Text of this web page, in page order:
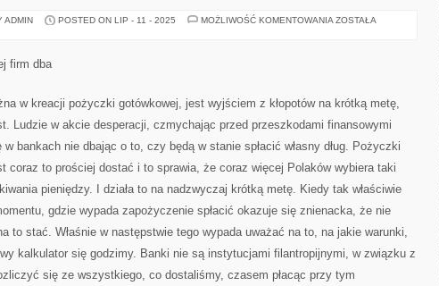
ADMIN POSTED ON LIP - 11 - 2025 MOŻLIWOŚĆ KOMENTOWANIA W
ZOSTAŁA
firm dba
w kreacji pożyczki gotówkowej, jest wyjściem z kłopotów na krótką metę,
Ludzie w akcie desperacji, czmychając przed przeszkodami finansowymi
bankach nie dbając o to, czy będą w stanie spłacić własny dług. Pożyczki
coraz to prościej dostać i to sprawia, że coraz więcej Polaków wybiera taki
pieniędzy. I działa to na nadzwyczaj krótką metę. Kiedy tak właściwie
gdzie wypada zapożyczenie spłacić okazuje się znienacka, że nie
to stać. Właśnie w następstwie tego wypada uważać na to, na jakie warunki,
kalkulator się godzimy. Banki nie są instytucjami filantropijnymi, w związku z
się ze wszystkiego, co dostaliśmy, czasem płacąc przy tym